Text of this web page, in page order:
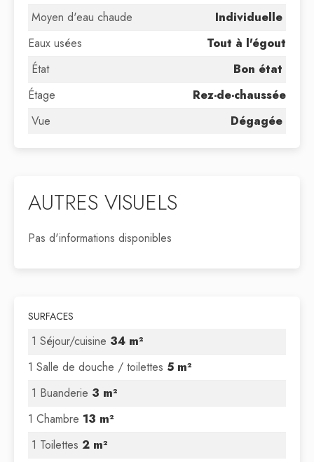
Moyen d'eau chaude
Individuelle
Eaux usées
Tout à l'égout
État
Bon état
Étage
Rez-de-chaussée
Vue
Dégagée
AUTRES VISUELS
Pas d'informations disponibles
SURFACES
1 Séjour/cuisine 34 m²
1 Salle de douche / toilettes 5 m²
1 Buanderie 3 m²
1 Chambre 13 m²
1 Toilettes 2 m²